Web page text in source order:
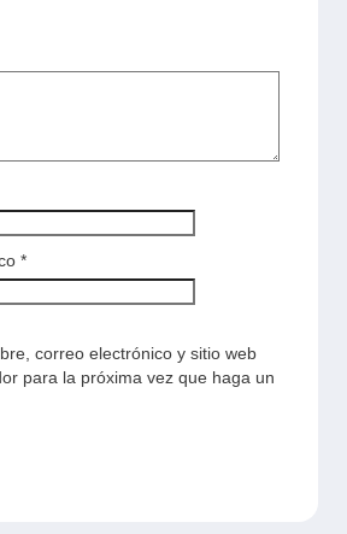
*
correo electrónico y sitio web
para la próxima vez que haga un